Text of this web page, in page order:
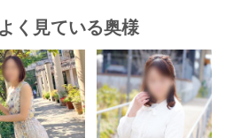
く見ている奥様